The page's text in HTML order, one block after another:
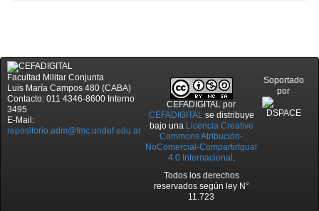
Facultad Militar Conjunta
Luis María Campos 480 (CABA)
Contacto: 011 4346-8600 Interno
3495
E-Mail:
repositorio.adm@fmc.undef.edu.ar
CEFADIGITAL por
CEFADIGITALse distribuye
bajo una Licencia Creative
Commons Atribución-
NoComercial-CompartirIgual
4.0 Internacional .
Todos los derechos
reservados según ley N°
11.723
Soportado
por